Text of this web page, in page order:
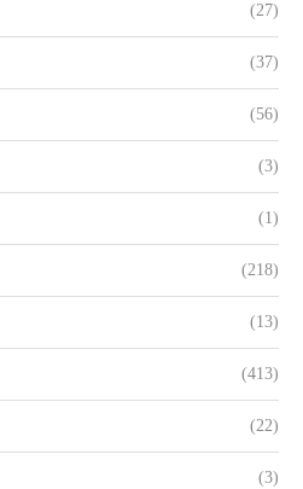
(27)
(37)
(56)
(3)
(1)
(218)
(13)
(413)
(22)
(3)